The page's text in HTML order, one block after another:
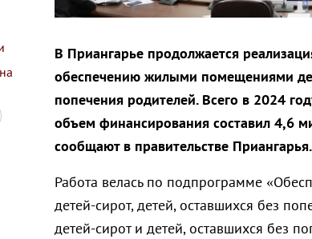
В Приангарье продолжается
обеспечению жилыми помещениями
попечения родителей. Всего в 2024
объем финансирования составил 4,6
сообщают в правительстве Приангарья.
Работа велась по подпрограмме
детей-сирот, детей, оставшихся без
детей-сирот и детей, оставшихся без